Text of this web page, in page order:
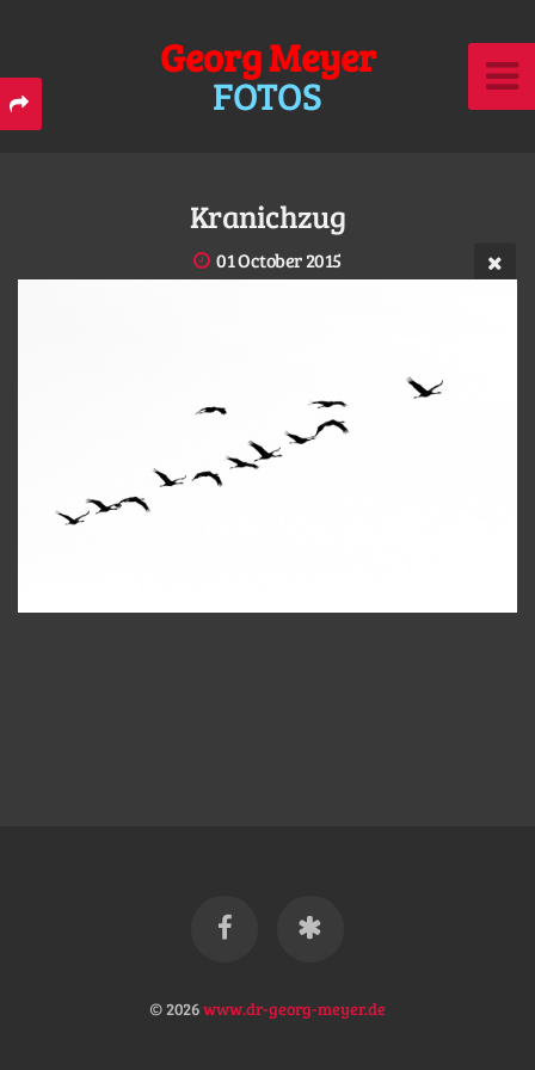
Georg Meyer
FOTOS
Kranichzug
01 October 2015
© 2026www.dr-georg-meyer.de